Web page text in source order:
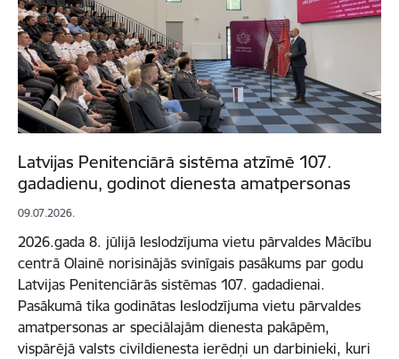
Latvijas Penitenciārā sistēma atzīmē 107.
gadadienu, godinot dienesta amatpersonas
09.07.2026.
2026.gada 8. jūlijā Ieslodzījuma vietu pārvaldes Mācību
centrā Olainē norisinājās svinīgais pasākums par godu
Latvijas Penitenciārās sistēmas 107. gadadienai.
Pasākumā tika godinātas Ieslodzījuma vietu pārvaldes
amatpersonas ar speciālajām dienesta pakāpēm,
vispārējā valsts civildienesta ierēdņi un darbinieki, kuri